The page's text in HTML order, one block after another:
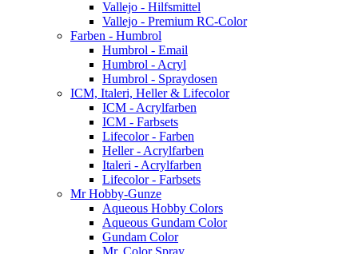
Vallejo - Hilfsmittel
Vallejo - Premium RC-Color
Farben - Humbrol
Humbrol - Email
Humbrol - Acryl
Humbrol - Spraydosen
ICM, Italeri, Heller & Lifecolor
ICM - Acrylfarben
ICM - Farbsets
Lifecolor - Farben
Heller - Acrylfarben
Italeri - Acrylfarben
Lifecolor - Farbsets
Mr Hobby-Gunze
Aqueous Hobby Colors
Aqueous Gundam Color
Gundam Color
Mr. Color Spray